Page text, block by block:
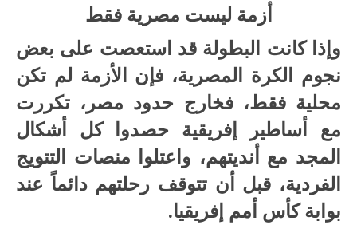
أزمة ليست مصرية فقط
وإذا كانت البطولة قد استعصت على بعض
نجوم الكرة المصرية، فإن الأزمة لم تكن
محلية فقط، فخارج حدود مصر، تكررت
مع أساطير إفريقية حصدوا كل أشكال
المجد مع أنديتهم، واعتلوا منصات التتويج
الفردية، قبل أن تتوقف رحلتهم دائماً عند
بوابة كأس أمم إفريقيا.